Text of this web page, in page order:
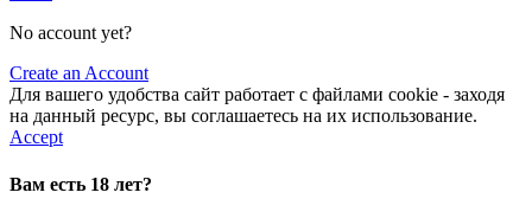
No account yet?
Create an Account
Для вашего удобства сайт работает с файлами cookie - заходя
на данный ресурс, вы соглашаетесь на их использование.
Accept
Вам есть 18 лет?